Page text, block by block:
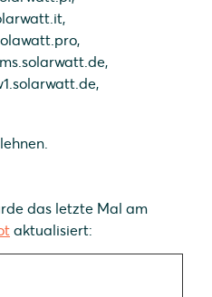
das letzte Mal am
aktualisiert: